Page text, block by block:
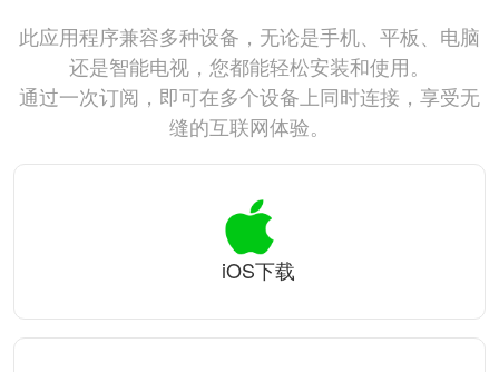
此应用程序兼容多种设备，无论是手机、平板、电脑
还是智能电视，您都能轻松安装和使用。
通过一次订阅，即可在多个设备上同时连接，享受无
缝的互联网体验。
iOS下载